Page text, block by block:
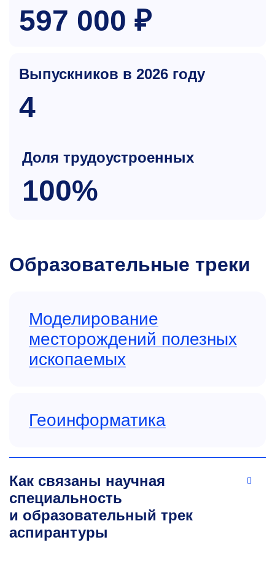
597 000 ₽
Выпускников в 2026 году
4
Доля трудоустроенных
100%
Образовательные треки
Моделирование
месторождений полезных
ископаемых
Геоинформатика
Как связаны научная
специальность
и образовательный трек
аспирантуры